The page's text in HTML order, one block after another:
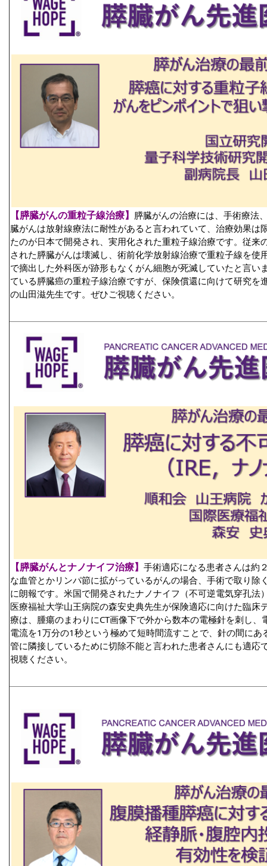
【膵臓がんの重粒子線治療】 膵臓がんの治療には、手術療法
臓がんは放射線療法に耐性があると言われていて、治療効果は
たのが日本で開発され、実用化された重粒子線治療です。従
された膵臓がんは壊滅し、術前化学放射線治療で重粒子線を使
で摘出した外科医が跡形もなくがん細胞が死滅していたと言い
ている膵臓癌の重粒子線治療ですが、保険償還に向けて研究を
の山田滋先生です。ぜひご視聴ください。
【膵臓がんとナノナイフ治療】 手術適応になる患者さんは約
な血管とかリンパ節に拡がっているがんの場合、手術で取り除
に朗報です。米国で開発されたナノナイフ（不可逆電気穿孔法
医療福祉大学山王病院の森安史典先生が保険適応に向けた臨床
療は、腫瘍のまわりにCT画像下で外から数本の電極針を刺し
電流を1万分の1秒という極めて短時間流すことで、針の間に
管に隣接しているために切除不能と言われた患者さんにも適応
視聴ください。